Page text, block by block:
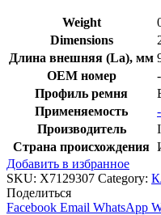
Weight
Dimensions
Длина внешняя (La), мм
OEM номер
Профиль ремня
Применяемость
Производитель
Страна происхождения
Добавить в избранное
SKU: X7129307 Category:
Поделиться
Facebook Email WhatsApp